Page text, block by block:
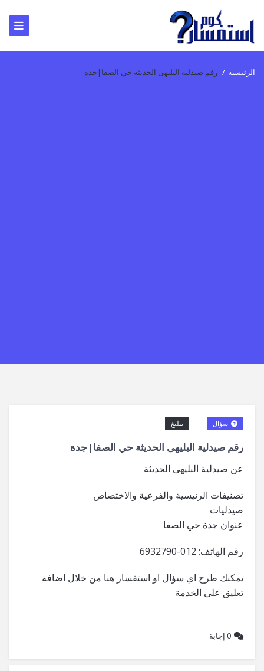
الرئيسية / رقم صيدلية البليهى الحديثة حي الصفا|جدة
رقم صيدلية البليهى الحديثة حي الصفا|جدة
تبليغ سؤال
عن صيدلية البليهى الحديثة
تصنيفات الرئيسية والفرعية والاختصاص
صيدليات
عنوان جدة حي الصفا
رقم الهاتف: 012-6932790
يمكنك طرح اي سؤال او استفسار هنا من خلال اضافة
تعليق على الخدمة
0 إجابة